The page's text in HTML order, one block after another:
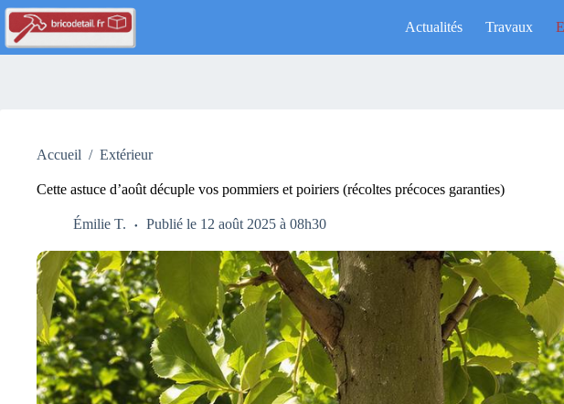
Passer
contenu
Actualités Travaux
Accueil / Extérieur
Cette astuce d’août décuple vos pommiers et poiriers (récoltes précoces garanties)
Émilie T. Publié le 12 août 2025 à 08h30